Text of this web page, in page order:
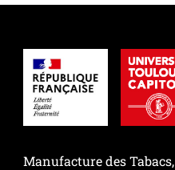
Manufacture des Tabacs,